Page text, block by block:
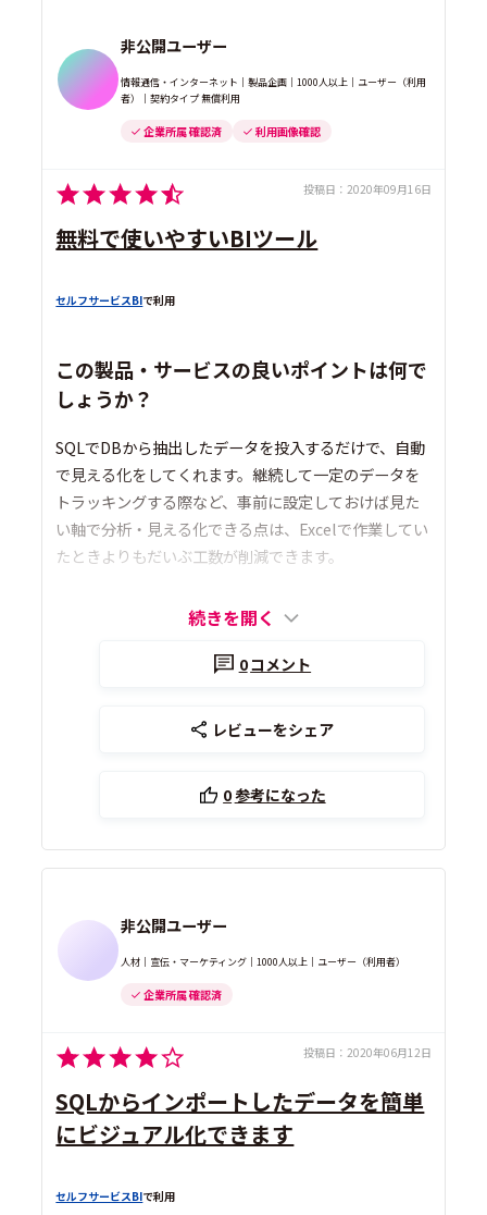
非公開ユーザー
情報通信・インターネット｜製品企画｜1000人以上｜ユーザー（利用
者）｜契約タイプ 無償利用
企業所属 確認済 利用画像確認
投稿日： 2020年09月16日
無料で使いやすいBIツール
セルフサービスBIで利用
この製品・サービスの良いポイントは何で
しょうか？
SQLでDBから抽出したデータを投入するだけで、自動
で見える化をしてくれます。継続して一定のデータを
トラッキングする際など、事前に設定しておけば見た
い軸で分析・見える化できる点は、Excelで作業してい
たときよりもだいぶ工数が削減できます。
続きを開く
0コメント
レビューをシェア
0参考になった
非公開ユーザー
人材｜宣伝・マーケティング｜1000人以上｜ユーザー（利用者）
企業所属 確認済
投稿日： 2020年06月12日
SQLからインポートしたデータを簡単
にビジュアル化できます
セルフサービスBIで利用